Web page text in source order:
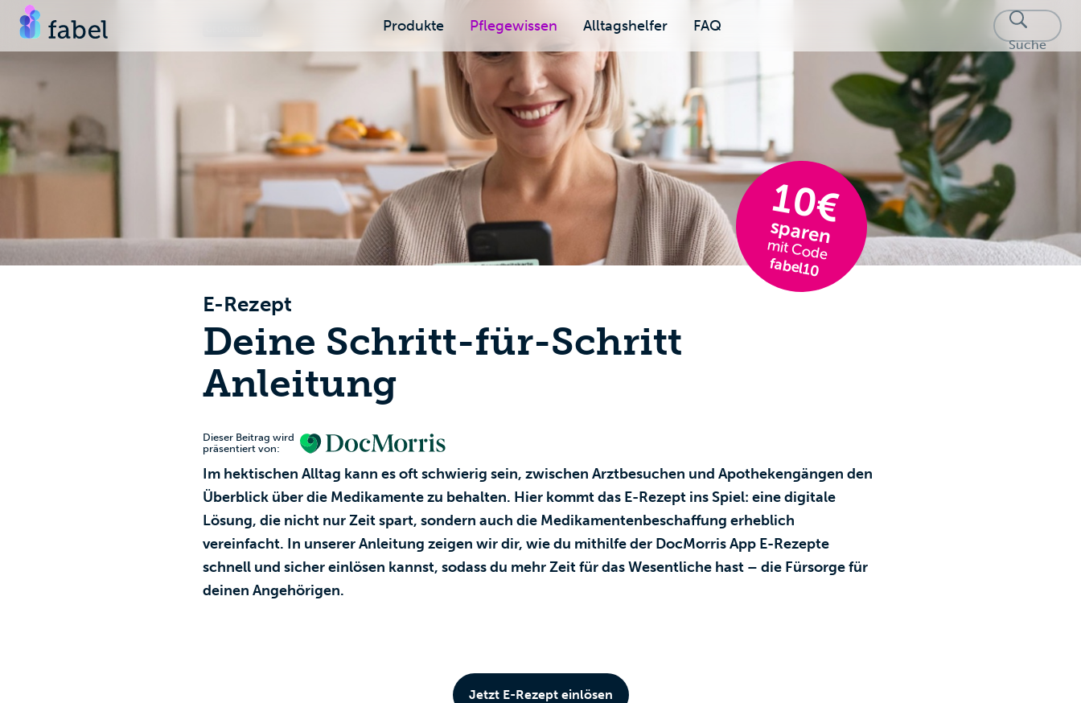
Produkte Pflegewissen Alltagshelfer FAQ
Suche
10€
sparen
mit Code
fabel10
E-Rezept
Deine Schritt-für-Schritt
Anleitung
Dieser Beitrag wird
präsentiert von:
Im hektischen Alltag kann es oft schwierig sein, zwischen Arztbesuchen und Apothekengängen den
Überblick über die Medikamente zu behalten. Hier kommt das E-Rezept ins Spiel: eine digitale
Lösung, die nicht nur Zeit spart, sondern auch die Medikamentenbeschaffung erheblich
vereinfacht. In unserer Anleitung zeigen wir dir, wie du mithilfe der DocMorris App E-Rezepte
schnell und sicher einlösen kannst, sodass du mehr Zeit für das Wesentliche hast – die Fürsorge für
deinen Angehörigen.
Jetzt E-Rezept einlösen